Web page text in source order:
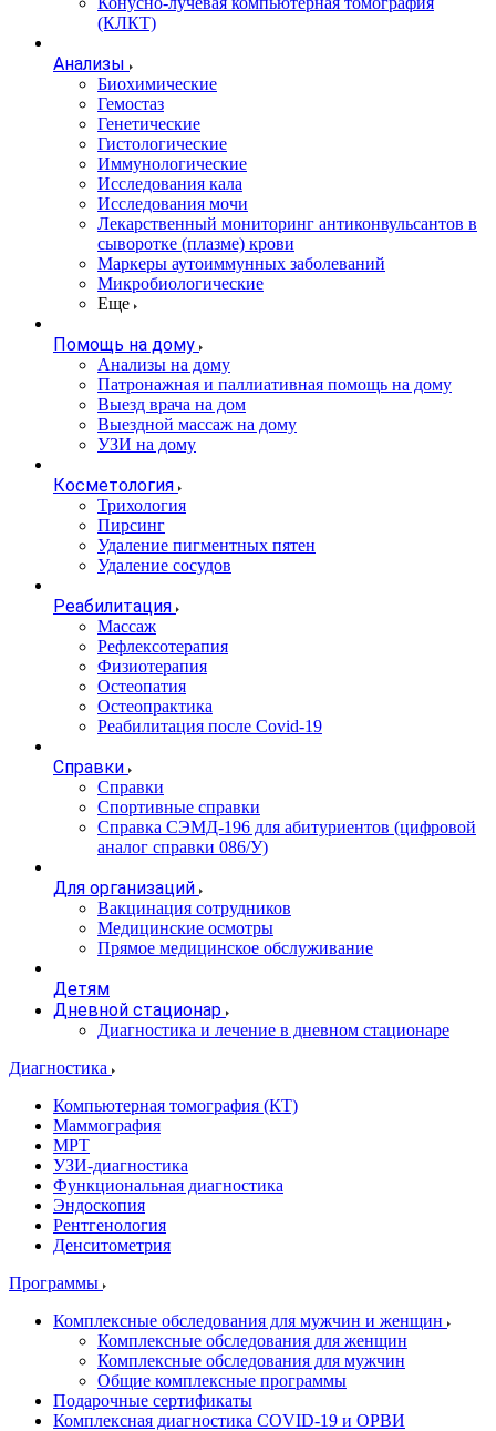
(КЛКТ)
Анализы
Биохимические
Гемостаз
Генетические
Гистологические
Иммунологические
Исследования кала
Исследования мочи
Лекарственный мониторинг антиконвульсантов в
сыворотке (плазме) крови
Маркеры аутоиммунных заболеваний
Микробиологические
Еще
Помощь на дому
Анализы на дому
Патронажная и паллиативная помощь на дому
Выезд врача на дом
Выездной массаж на дому
УЗИ на дому
Косметология
Трихология
Пирсинг
Удаление пигментных пятен
Удаление сосудов
Реабилитация
Массаж
Рефлексотерапия
Физиотерапия
Остеопатия
Остеопрактика
Реабилитация после Covid-19
Справки
Справки
Спортивные справки
Справка СЭМД‑196 для абитуриентов (цифровой
аналог справки 086/У)
Для организаций
Вакцинация сотрудников
Медицинские осмотры
Прямое медицинское обслуживание
Детям
Дневной стационар
Диагностика и лечение в дневном стационаре
Диагностика
Компьютерная томография (КТ)
Маммография
МРТ
УЗИ-диагностика
Функциональная диагностика
Эндоскопия
Рентгенология
Денситометрия
Программы
Комплексные обследования для мужчин и женщин
Комплексные обследования для женщин
Комплексные обследования для мужчин
Общие комплексные программы
Подарочные сертификаты
Комплексная диагностика COVID-19 и ОРВИ